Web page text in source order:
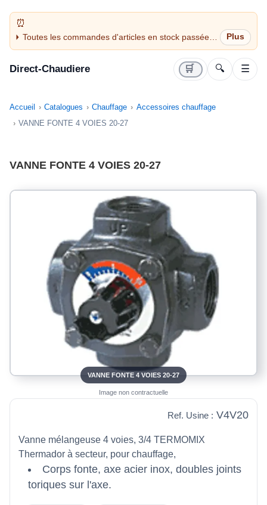
Toutes les commandes d'articles en stock passées
avant 14H sont expédiées le jour même (jours
Direct-Chaudiere 🛒 🔍 ☰
Accueil Catalogues Chauffage
Accessoires chauffage
VANNE FONTE 4 VOIES 20-27
VANNE FONTE 4 VOIES 20-27
VANNE FONTE 4 VOIES 20-27
Image non contractuelle
Ref. Usine : V4V20
Vanne mélangeuse 4 voies, 3/4 TERMOMIX
Thermador à secteur, pour chauffage,
Corps fonte, axe acier inox, doubles joints
toriques sur l'axe.